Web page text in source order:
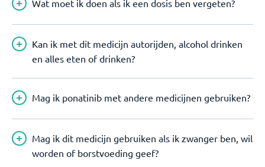
Wat moet ik doen als ik een dosis ben vergeten?
Kan ik met dit medicijn autorijden, alcohol drinken
en alles eten of drinken?
Mag ik ponatinib met andere medicijnen gebruiken?
Mag ik dit medicijn gebruiken als ik zwanger ben, wil
worden of borstvoeding geef?